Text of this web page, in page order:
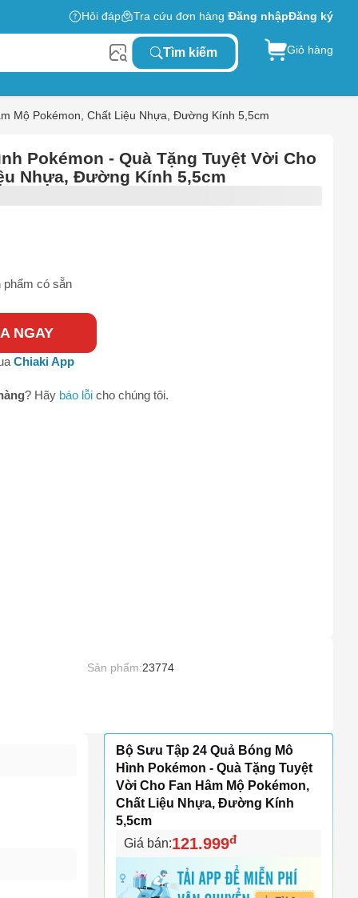
Hỏi đáp Tra cứu đơn hàng Đăng nhậpĐăng ký
Tìm kiếm Giỏ hàng
Mộ Pokémon, Chất Liệu Nhựa, Đường Kính 5,5cm
Pokémon - Quà Tặng Tuyệt Vời Cho
Nhựa, Đường Kính 5,5cm
phẩm có sẵn
NGAY
Chiaki App
? Hãy báo lỗi cho chúng tôi.
Sản phẩm:23774
Bộ Sưu Tập 24 Quả Bóng Mô
Hình Pokémon - Quà Tặng Tuyệt
Vời Cho Fan Hâm Mộ Pokémon,
Chất Liệu Nhựa, Đường Kính
5,5cm
Giá bán:121.999đ